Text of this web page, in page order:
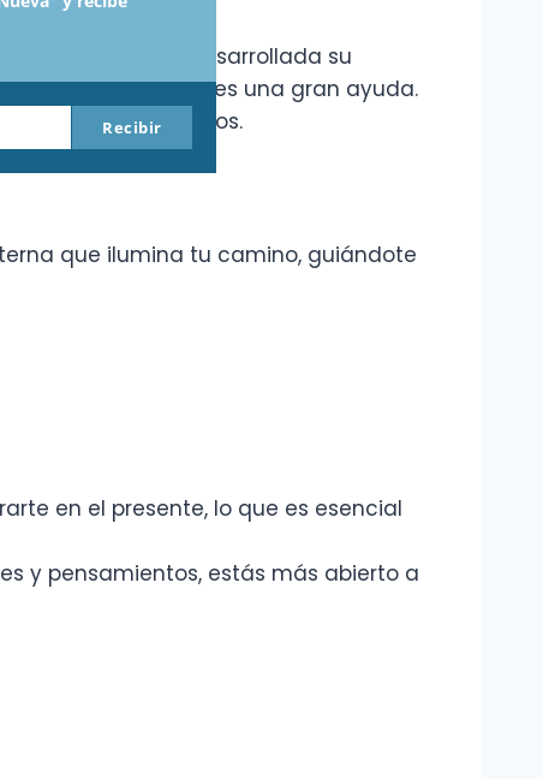
que tienen más desarrollada su
en tu día a día es una gran ayuda.
mejores consejos.
que ilumina tu camino, guiándote
en el presente, lo que es esencial
y pensamientos, estás más abierto a
Recibir